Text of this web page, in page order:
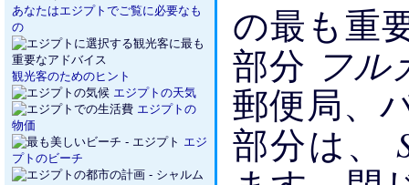
あなたはエジプトでご覧に必要なも
の
観光客のためのヒント
エジプトの天気
エジプトの
物価
エジ
プトのビーチ
の最も重
部分 フ
郵便局、
部分は、